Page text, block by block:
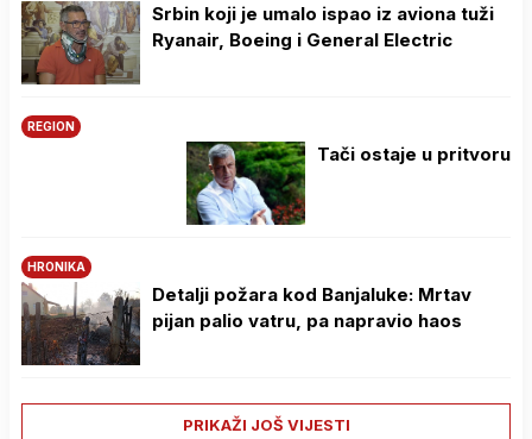
Srbin koji je umalo ispao iz aviona tuži
Ryanair, Boeing i General Electric
REGION
Tači ostaje u pritvoru
HRONIKA
Detalji požara kod Banjaluke: Mrtav
pijan palio vatru, pa napravio haos
PRIKAŽI JOŠ VIJESTI